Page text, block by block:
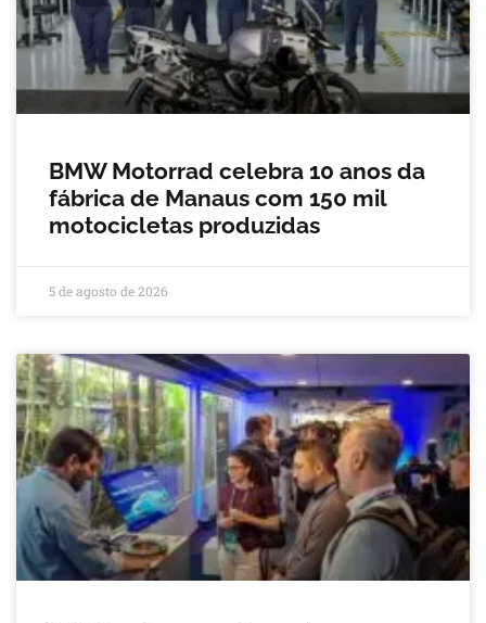
BMW Motorrad celebra 10 anos da
fábrica de Manaus com 150 mil
motocicletas produzidas
5 de agosto de 2026